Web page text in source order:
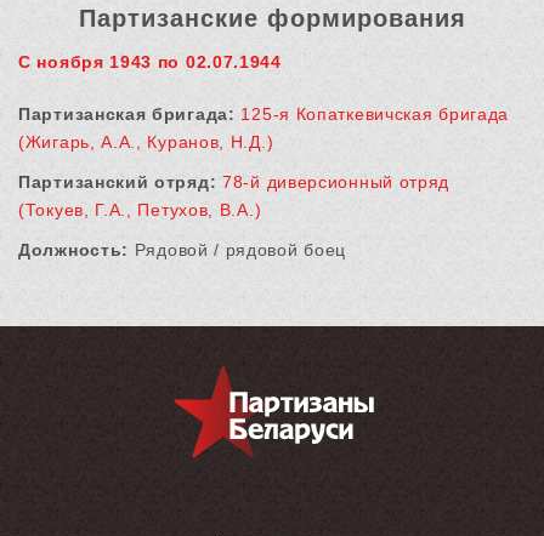
Партизанские формирования
С ноября 1943 по 02.07.1944
Партизанская бригада: 125-я Копаткевичская бригада
(Жигарь, А.А., Куранов, Н.Д.)
Партизанский отряд: 78-й диверсионный отряд
(Токуев, Г.А., Петухов, В.А.)
Должность: Рядовой / рядовой боец